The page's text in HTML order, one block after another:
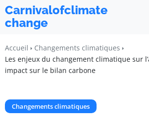
Carnivalofclimate
change
Accueil
Changements climatiques
Les enjeux du changement climatique sur
impact sur le bilan carbone
Changements climatiques